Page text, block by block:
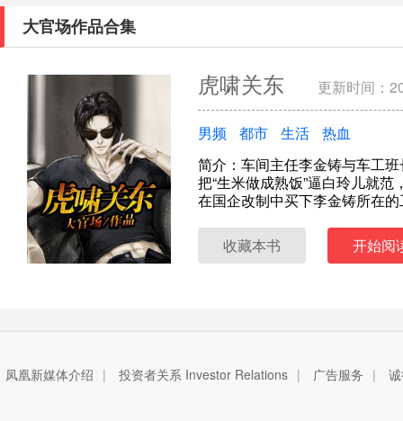
大官场作品合集
虎啸关东 更新时间：
男频 都市 生活
热血
简介：车间主任李金铸与车工
把“生米做成熟饭”逼白玲儿就
在国企改制中买下李金铸所在
收藏本书 开始阅
凤凰新媒体介绍 | 投资者关系 Investor Relations | 广告服务 |